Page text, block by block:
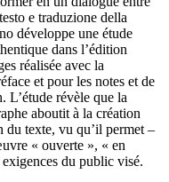
e traduzione della
développe une étude
dans l’édition
réalisée avec la
et pour les notes et de
révèle que la
aboutit à la création
du texte, vu qu’il permet –
« ouverte », « en
du public visé.